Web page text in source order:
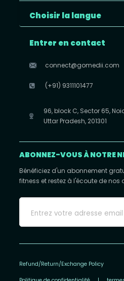
Choisir la langue
Entrer en contact
connect@gomedii.com
(+91) 9311101477
96, block C, Sector 65,
Uttar Pradesh, 201301
ABONNEZ-VOUS À NOTRE
Bénéficiez d'un abonnement
fitness et restez à l'écoute de nos
Refund/Return/Exchange Policy